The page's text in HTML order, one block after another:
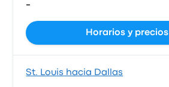
-
Horarios y precios
St. Louis hacia Dallas